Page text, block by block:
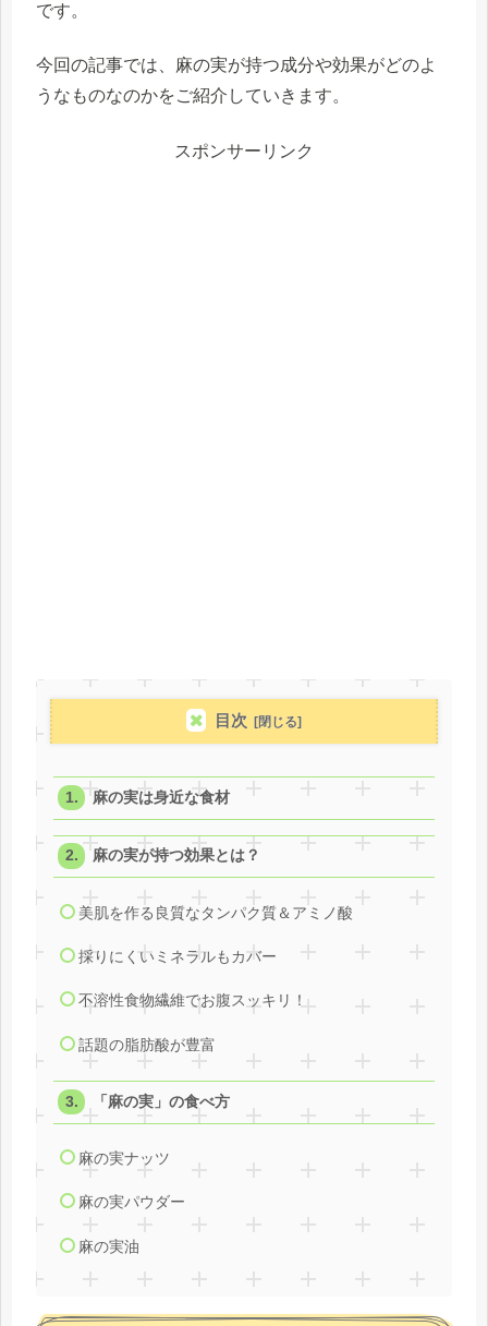
です。
今回の記事では、麻の実が持つ成分や効果がどのよ
うなものなのかをご紹介していきます。
スポンサーリンク
目次
麻の実は身近な食材
麻の実が持つ効果とは？
美肌を作る良質なタンパク質＆アミノ酸
採りにくいミネラルもカバー
不溶性食物繊維でお腹スッキリ！
話題の脂肪酸が豊富
「麻の実」の食べ方
麻の実ナッツ
麻の実パウダー
麻の実油